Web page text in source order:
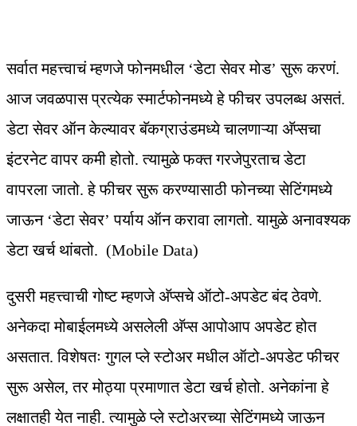
सर्वात महत्त्वाचं म्हणजे फोनमधील ‘डेटा सेवर मोड’ सुरू करणं.
आज जवळपास प्रत्येक स्मार्टफोनमध्ये हे फीचर उपलब्ध असतं.
डेटा सेवर ऑन केल्यावर बॅकग्राउंडमध्ये चालणाऱ्या अ‍ॅप्सचा
इंटरनेट वापर कमी होतो. त्यामुळे फक्त गरजेपुरताच डेटा
वापरला जातो. हे फीचर सुरू करण्यासाठी फोनच्या सेटिंगमध्ये
जाऊन ‘डेटा सेवर’ पर्याय ऑन करावा लागतो. यामुळे अनावश्यक
डेटा खर्च थांबतो. (Mobile Data)
दुसरी महत्त्वाची गोष्ट म्हणजे अ‍ॅप्सचे ऑटो-अपडेट बंद ठेवणे.
अनेकदा मोबाईलमध्ये असलेली अ‍ॅप्स आपोआप अपडेट होत
असतात. विशेषतः गुगल प्ले स्टोअर मधील ऑटो-अपडेट फीचर
सुरू असेल, तर मोठ्या प्रमाणात डेटा खर्च होतो. अनेकांना हे
लक्षातही येत नाही. त्यामुळे प्ले स्टोअरच्या सेटिंगमध्ये जाऊन